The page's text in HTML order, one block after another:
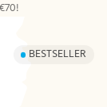
BESTSELLER